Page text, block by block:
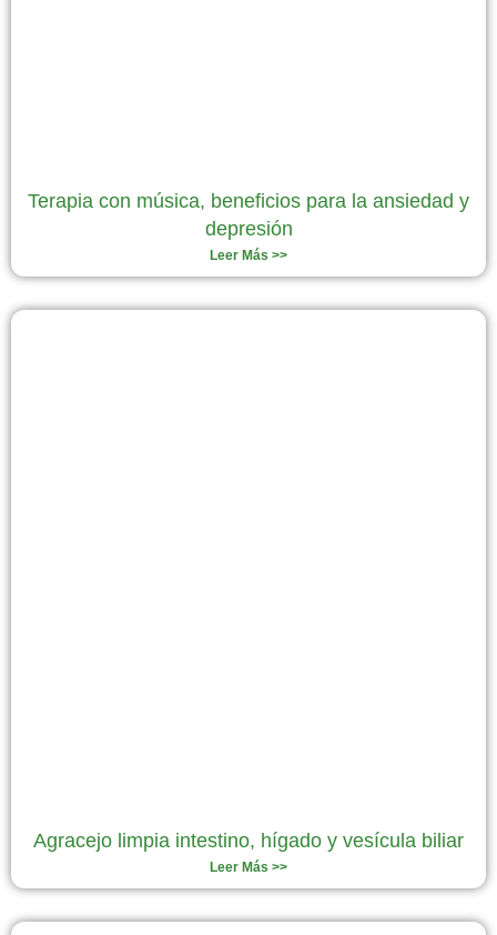
Terapia con música, beneficios para la ansiedad y
depresión
Leer Más >>
Agracejo limpia intestino, hígado y vesícula biliar
Leer Más >>